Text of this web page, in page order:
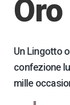
Oro
Un Lingotto
confezione
mille